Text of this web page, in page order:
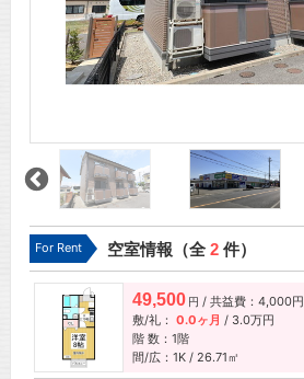
For Rent 空室情報（全2件）
49,500 円 / 共益費：4,000円
敷/礼： 0.0ヶ月 / 3.0万円
階 数：1階
間/広：1K / 26.71㎡